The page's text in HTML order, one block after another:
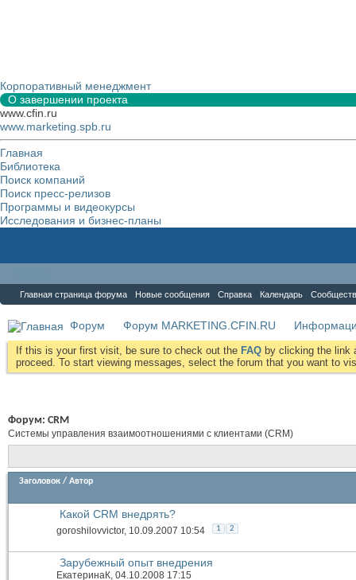
Корпоративный менеджмент
О завершении проекта
www.cfin.ru
www.marketing.spb.ru
Главная
Библиотека
Поиск компаний
Поиск пресс-релизов
Программы и видеокурсы
Исследования и бизнес-планы
Главная страница форума Новые сообщения Справка Календарь
Форум Форум MARKETING.CFIN.RU
If this is your first visit, be sure to check out the FAQ by clicking the link
proceed. To start viewing messages, select the forum that you want to
Форум: CRM
Системы управления взаимоотношениями с клиентами (CRM)
Заголовок / Автор
Какой CRM внедрять?
goroshilovvictor, 10.09.2007 10:54 1 2
Зарубежный опыт внедрения
ЕкатеринаК, 04.10.2008 17:15